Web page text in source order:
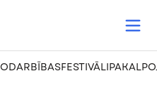
FESTIVĀLI